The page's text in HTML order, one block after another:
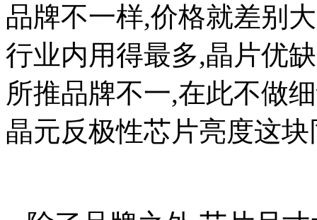
品牌不一样,价格就差别
行业内用得最多,晶片优
所推品牌不一,在此不做
晶元反极性芯片亮度这